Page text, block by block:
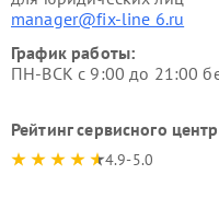
manager@fix-line 6.ru
График работы:
ПН-ВСК с 9:00 до 21:00
Рейтинг сервисного
4.9-5.0